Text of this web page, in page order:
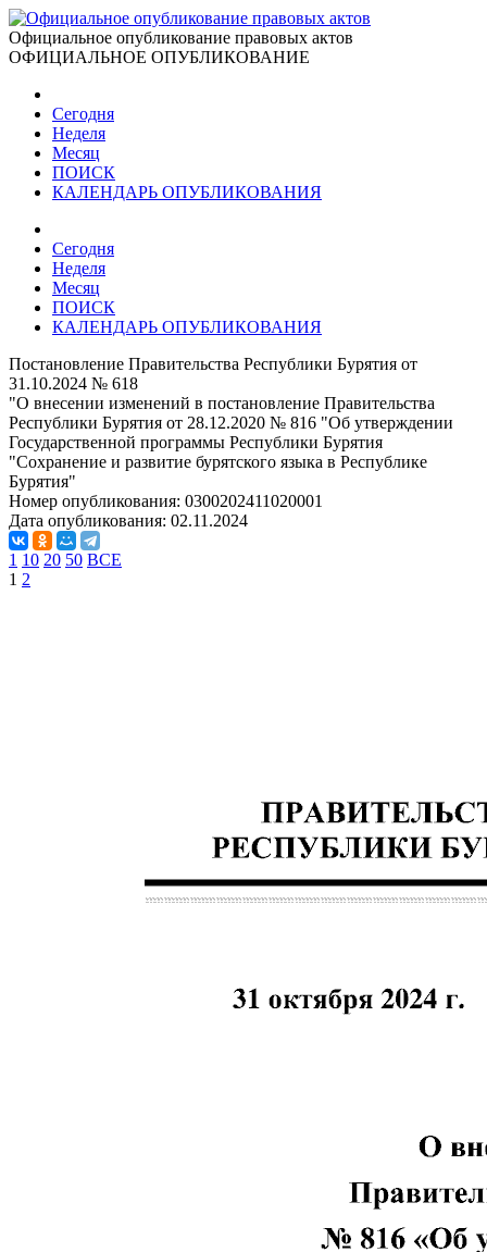
Официальное опубликование правовых актов
ОФИЦИАЛЬНОЕ ОПУБЛИКОВАНИЕ
Сегодня
Неделя
Месяц
ПОИСК
КАЛЕНДАРЬ ОПУБЛИКОВАНИЯ
Сегодня
Неделя
Месяц
ПОИСК
КАЛЕНДАРЬ ОПУБЛИКОВАНИЯ
Постановление Правительства Республики Бурятия от
31.10.2024 № 618
"О внесении изменений в постановление Правительства
Республики Бурятия от 28.12.2020 № 816 "Об утверждении
Государственной программы Республики Бурятия
"Сохранение и развитие бурятского языка в Республике
Бурятия"
Номер опубликования: 0300202411020001
Дата опубликования: 02.11.2024
1 10 20 50 ВСЕ
1 2